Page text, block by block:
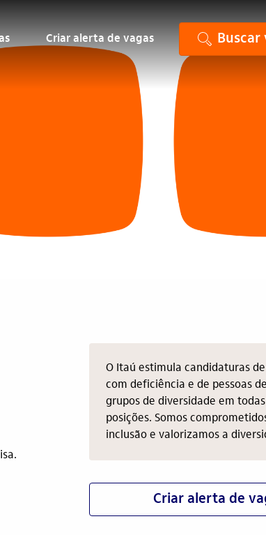
Criar alerta de vagas Buscar
O Itaú estimula candidaturas de
com deficiência e de pessoas
grupos de diversidade em todas
posições. Somos
inclusão e valorizamos a
Criar alerta de